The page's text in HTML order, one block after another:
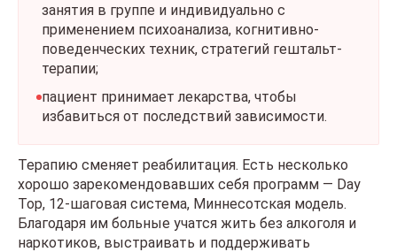
занятия в группе и индивидуально с
применением психоанализа, когнитивно-
поведенческих техник, стратегий гештальт-
терапии;
пациент принимает лекарства, чтобы
избавиться от последствий зависимости.
Терапию сменяет реабилитация. Есть несколько
хорошо зарекомендовавших себя программ — Day
Top, 12-шаговая система, Миннесотская модель.
Благодаря им больные учатся жить без алкоголя и
наркотиков, выстраивать и поддерживать